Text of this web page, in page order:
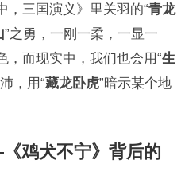
，三国演义》里关羽的“青龙
”之勇，一刚一柔，一显一
，而现实中，我们也会用“生
，用“藏龙卧虎”暗示某个地
鸡犬不宁》背后的